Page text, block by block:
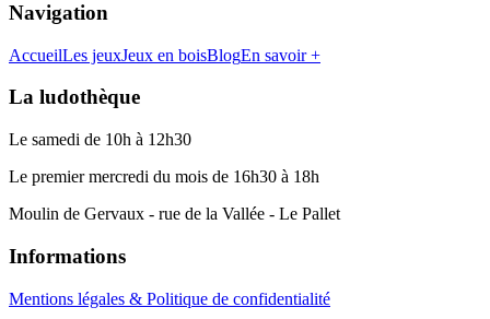
Navigation
AccueilLes jeuxJeux en boisBlogEn savoir +
La ludothèque
Le samedi de 10h à 12h30
Le premier mercredi du mois de 16h30 à 18h
Moulin de Gervaux - rue de la Vallée - Le Pallet
Informations
Mentions légales & Politique de confidentialité